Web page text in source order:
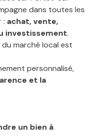
dans toutes les
: achat, vente,
investissement.
marché local est
personnalisé,
et la
un bien à